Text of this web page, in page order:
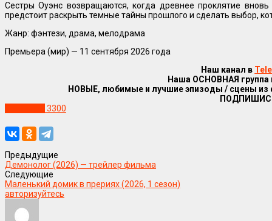
Сестры Оуэнс возвращаются, когда древнее проклятие
предстоит раскрыть темные тайны прошлого и сделать выбор,
Жанр: фэнтези, драма, мелодрама
Премьера (мир) — 11 сентября 2026 года
Наш канал в
Наша ОСНОВНАЯ группа
НОВЫЕ, любимые и лучшие эпизоды / сцены
3300
Предыдущие
Демонолог (2026) — трейлер фильма
Следующие
Маленький домик в прериях (2026, 1 сезон)
авторизуйтесь